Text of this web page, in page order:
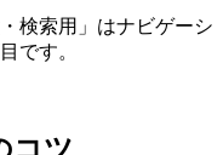
検索用」はナビゲーシ
です。